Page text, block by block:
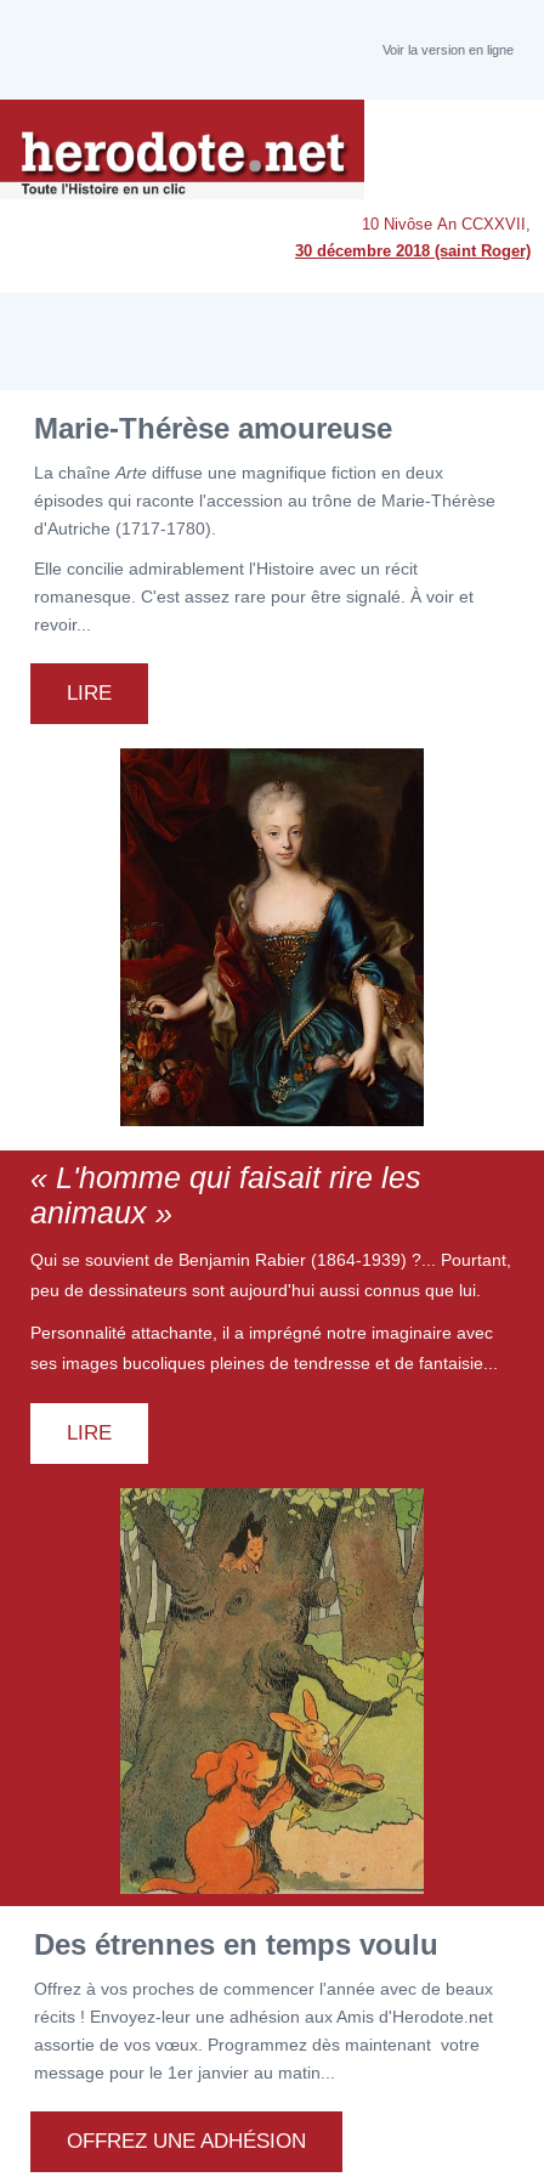
Voir la version en ligne
10 Nivôse An CCXXVII,
30 décembre 2018 (saint Roger)
Marie-Thérèse amoureuse
La chaîne Arte diffuse une magnifique fiction en deux
épisodes qui raconte l'accession au trône de Marie-Thérèse
d'Autriche (1717-1780).
Elle concilie admirablement l'Histoire avec un récit
romanesque. C'est assez rare pour être signalé. À voir et
revoir...
LIRE
« L'homme qui faisait rire les
animaux »
Qui se souvient de Benjamin Rabier (1864-1939) ?... Pourtant,
peu de dessinateurs sont aujourd'hui aussi connus que lui.
Personnalité attachante, il a imprégné notre imaginaire avec
ses images bucoliques pleines de tendresse et de fantaisie...
LIRE
Des étrennes en temps voulu
Offrez à vos proches de commencer l'année avec de beaux
récits ! Envoyez-leur une adhésion aux Amis d'Herodote.net
assortie de vos vœux. Programmez dès maintenant votre
message pour le 1er janvier au matin...
OFFREZ UNE ADHÉSION